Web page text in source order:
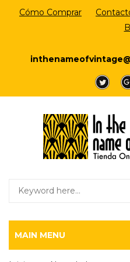
Cómo Comprar
a
MAIN MENU